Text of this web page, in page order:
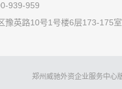
939-959
豫英路10号1号楼6层173-175室
郑州威驰外资企业服务中心